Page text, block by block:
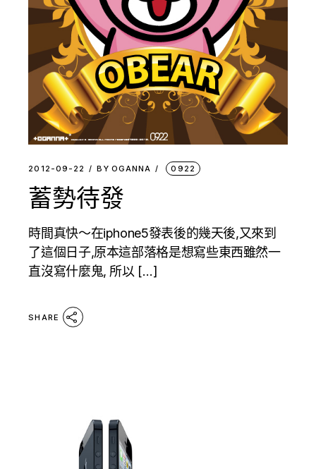
2012-09-22 BY OGANNA 0922
蓄勢待發
時間真快〜在iphone5發表後的幾天後,又來到
了這個日子,原本這部落格是想寫些東西雖然一
直沒寫什麼鬼, 所以 […]
SHARE